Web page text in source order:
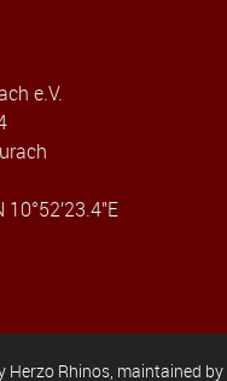
e.V.
10°52'23.4"E
Herzo Rhinos, maintained by